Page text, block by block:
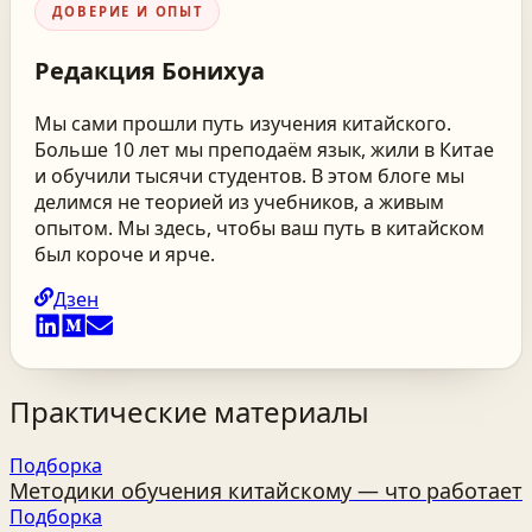
ДОВЕРИЕ И ОПЫТ
Редакция Бонихуа
Мы сами прошли путь изучения китайского.
Больше 10 лет мы преподаём язык, жили в Китае
и обучили тысячи студентов. В этом блоге мы
делимся не теорией из учебников, а живым
опытом. Мы здесь, чтобы ваш путь в китайском
был короче и ярче.
Дзен
Практические материалы
Подборка
Методики обучения китайскому — что работает
Подборка